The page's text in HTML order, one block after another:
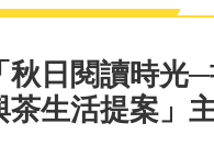
秋日閱讀時光
茶生活提案」